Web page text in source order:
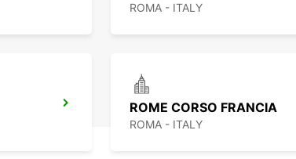
ROMA - ITALY
ROME CORSO FRANCIA
ROMA - ITALY